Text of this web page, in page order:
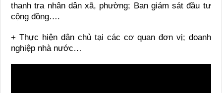
thanh tra nhân dân xã, phường; Ban giám sát đầu tư
cộng đồng….
+ Thực hiện dân chủ tại các cơ quan đơn vị; doanh
nghiệp nhà nước…